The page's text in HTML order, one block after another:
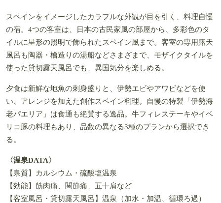
スペインをイメージしたカラフルな外観が目を引く、料理自慢
の宿。4つの客室は、日本の古民家風の部屋から、多彩色のタ
イルに星形の照明で飾られたスペイン風まで。客室の専用露天
風呂も陶器・檜造りの湯船などさまざまで、モザイクタイルを
使った貸切露天風呂でも、異国気分を楽しめる。
夕食は新鮮な地魚の刺身盛りと、伊勢エビやアワビなどを使
い、アレンジを加えた創作スペイン料理。自慢の特製「伊勢海
老パエリア」は食通も絶賛する逸品。牛フィレステーキやイベ
リコ豚の料理もあり、品数の異なる3種のプランから選択でき
る。
〈温泉DATA〉
【泉質】カルシウム・硫酸塩温泉
【効能】筋肉痛、関節痛、五十肩など
【客室風呂・貸切露天風呂】温泉（加水・加温、循環ろ過）